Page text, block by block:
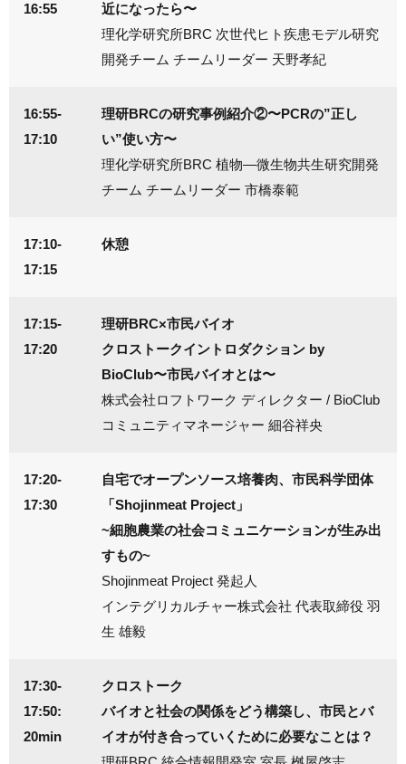
16:55
近になったら〜
理化学研究所BRC 次世代ヒト疾患モデル研究
開発チーム チームリーダー 天野孝紀
16:55-
17:10
理研BRCの研究事例紹介②〜PCRの”正し
い”使い方〜
理化学研究所BRC 植物―微生物共生研究開発
チーム チームリーダー 市橋泰範
17:10-
17:15
休憩
17:15-
17:20
理研BRC×市民バイオ
クロストークイントロダクション by
BioClub〜市民バイオとは〜
株式会社ロフトワーク ディレクター / BioClub
コミュニティマネージャー 細谷祥央
17:20-
17:30
自宅でオープンソース培養肉、市民科学団体
「Shojinmeat Project」
~細胞農業の社会コミュニケーションが生み出
すもの~
Shojinmeat Project 発起人
インテグリカルチャー株式会社 代表取締役 羽
生 雄毅
17:30-
17:50:
20min
クロストーク
バイオと社会の関係をどう構築し、市民とバ
イオが付き合っていくために必要なことは？